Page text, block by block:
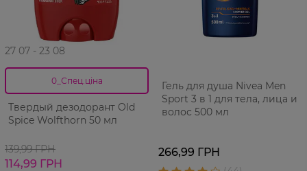
27 07 - 23 08
0_Спец.ціна
Твердый дезодорант Old
Spice Wolfthorn 50 мл
139,99 ГРН
114,99 ГРН
Гель для душа Nivea Men
Sport 3 в 1 для тела, лица и
волос 500 мл
266,99 ГРН